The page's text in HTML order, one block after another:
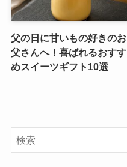
父の日に甘いもの好きのお
父さんへ！喜ばれるおすす
めスイーツギフト10選